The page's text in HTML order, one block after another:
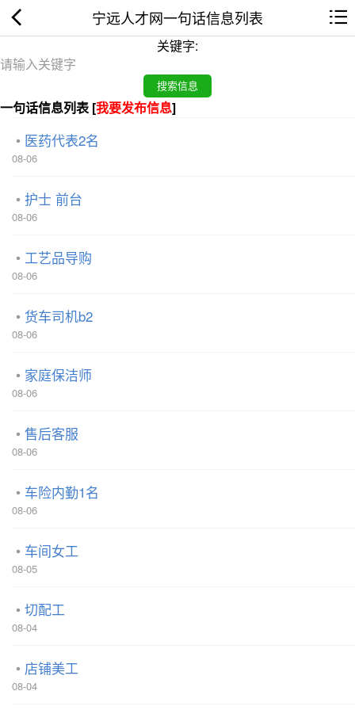
宁远人才网一句话信息列表
关键字:
一句话信息列表 [我要发布信息]
医药代表2名
08-06
护士 前台
08-06
工艺品导购
08-06
货车司机b2
08-06
家庭保洁师
08-06
售后客服
08-06
车险内勤1名
08-06
车间女工
08-05
切配工
08-04
店铺美工
08-04